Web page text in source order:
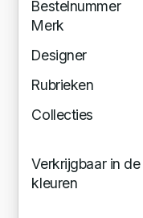
Bestelnummer
Merk
Designer
Rubrieken
Collecties
Verkrijgbaar in de
kleuren